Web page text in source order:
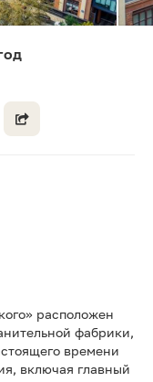
расположен
фабрики,
времени
включая главный